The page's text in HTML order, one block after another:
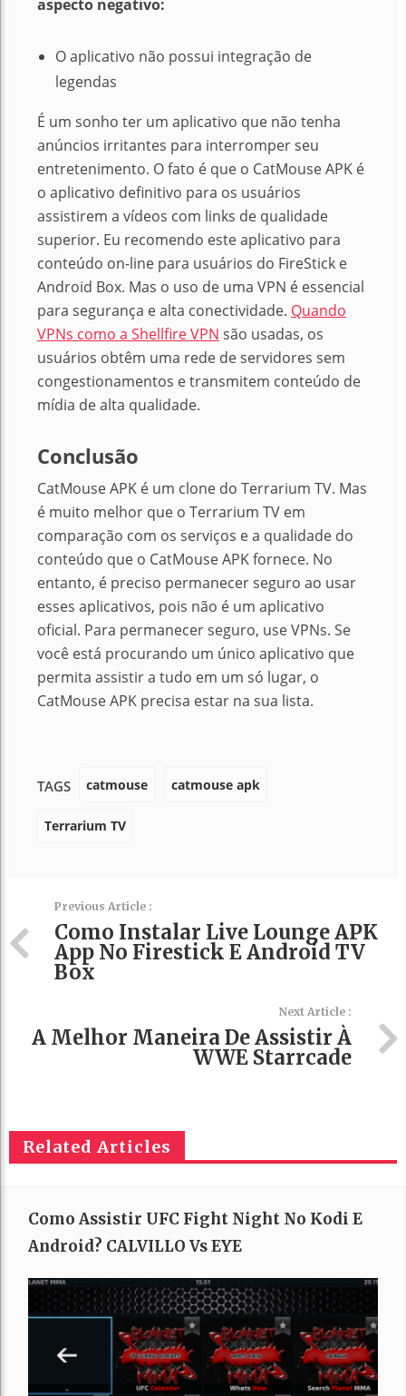
aspecto negativo:
O aplicativo não possui integração de
legendas
É um sonho ter um aplicativo que não tenha
anúncios irritantes para interromper seu
entretenimento. O fato é que o CatMouse APK é
o aplicativo definitivo para os usuários
assistirem a vídeos com links de qualidade
superior. Eu recomendo este aplicativo para
conteúdo on-line para usuários do FireStick e
Android Box. Mas o uso de uma VPN é essencial
para segurança e alta conectividade. Quando
VPNs como a Shellfire VPN são usadas, os
usuários obtêm uma rede de servidores sem
congestionamentos e transmitem conteúdo de
mídia de alta qualidade.
Conclusão
CatMouse APK é um clone do Terrarium TV. Mas
é muito melhor que o Terrarium TV em
comparação com os serviços e a qualidade do
conteúdo que o CatMouse APK fornece. No
entanto, é preciso permanecer seguro ao usar
esses aplicativos, pois não é um aplicativo
oficial. Para permanecer seguro, use VPNs. Se
você está procurando um único aplicativo que
permita assistir a tudo em um só lugar, o
CatMouse APK precisa estar na sua lista.
TAGS catmouse catmouse apk
Terrarium TV
Previous Article :
Como Instalar Live Lounge APK
App No Firestick E Android TV
Box
Next Article :
A Melhor Maneira De Assistir À
WWE Starrcade
Related Articles
Como Assistir UFC Fight Night No Kodi E
Android? CALVILLO Vs EYE